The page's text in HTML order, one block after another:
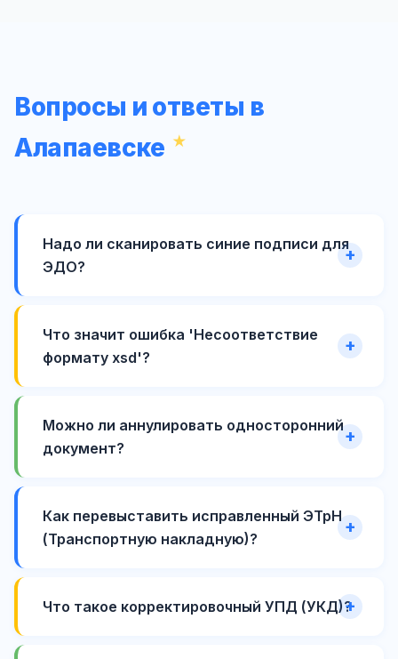
Вопросы и ответы в
Алапаевске
Надо ли сканировать синие подписи для
ЭДО?
Что значит ошибка 'Несоответствие
формату xsd'?
Можно ли аннулировать односторонний
документ?
Как перевыставить исправленный ЭТрН
(Транспортную накладную)?
Что такое корректировочный УПД (УКД)?